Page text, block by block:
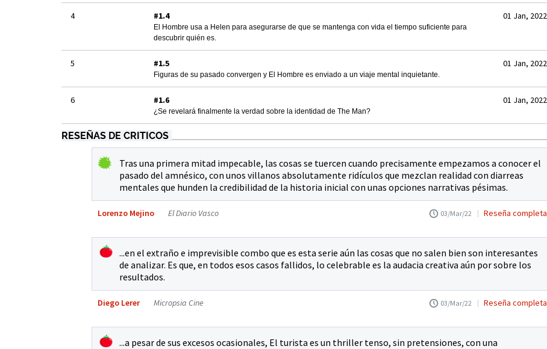
4 #1.4
El Hombre usa a Helen para asegurarse de que se mantenga con vida el tiempo suficiente para
descubrir quién es.
01 Jan, 2022
5 #1.5
Figuras de su pasado convergen y El Hombre es enviado a un viaje mental inquietante.
01 Jan, 2022
6 #1.6
¿Se revelará finalmente la verdad sobre la identidad de The Man?
01 Jan, 2022
RESEÑAS DE CRITICOS
Tras una primera mitad impecable, las cosas se tuercen cuando precisamente empezamos a conocer el
pasado del amnésico, con unos villanos absolutamente ridículos que mezclan realidad con diarreas
mentales que hunden la credibilidad de la historia inicial con unas opciones narrativas pésimas.
Lorenzo Mejino El Diario Vasco 03/Mar/22 Reseña completa
...en el extraño e imprevisible combo que es esta serie aún las cosas que no salen bien son interesantes
de analizar. Es que, en todos esos casos fallidos, lo celebrable es la audacia creativa aún por sobre los
resultados.
Diego Lerer Micropsia Cine 03/Mar/22 Reseña completa
...a pesar de sus excesos ocasionales, El turista es un thriller tenso, sin pretensiones, con una